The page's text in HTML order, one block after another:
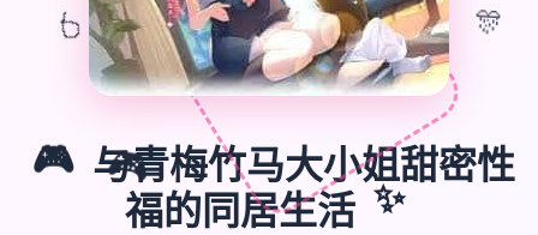
🎮
🎮 与青梅竹马大小姐甜密性
福的同居生活 ✨
🎈 🎊